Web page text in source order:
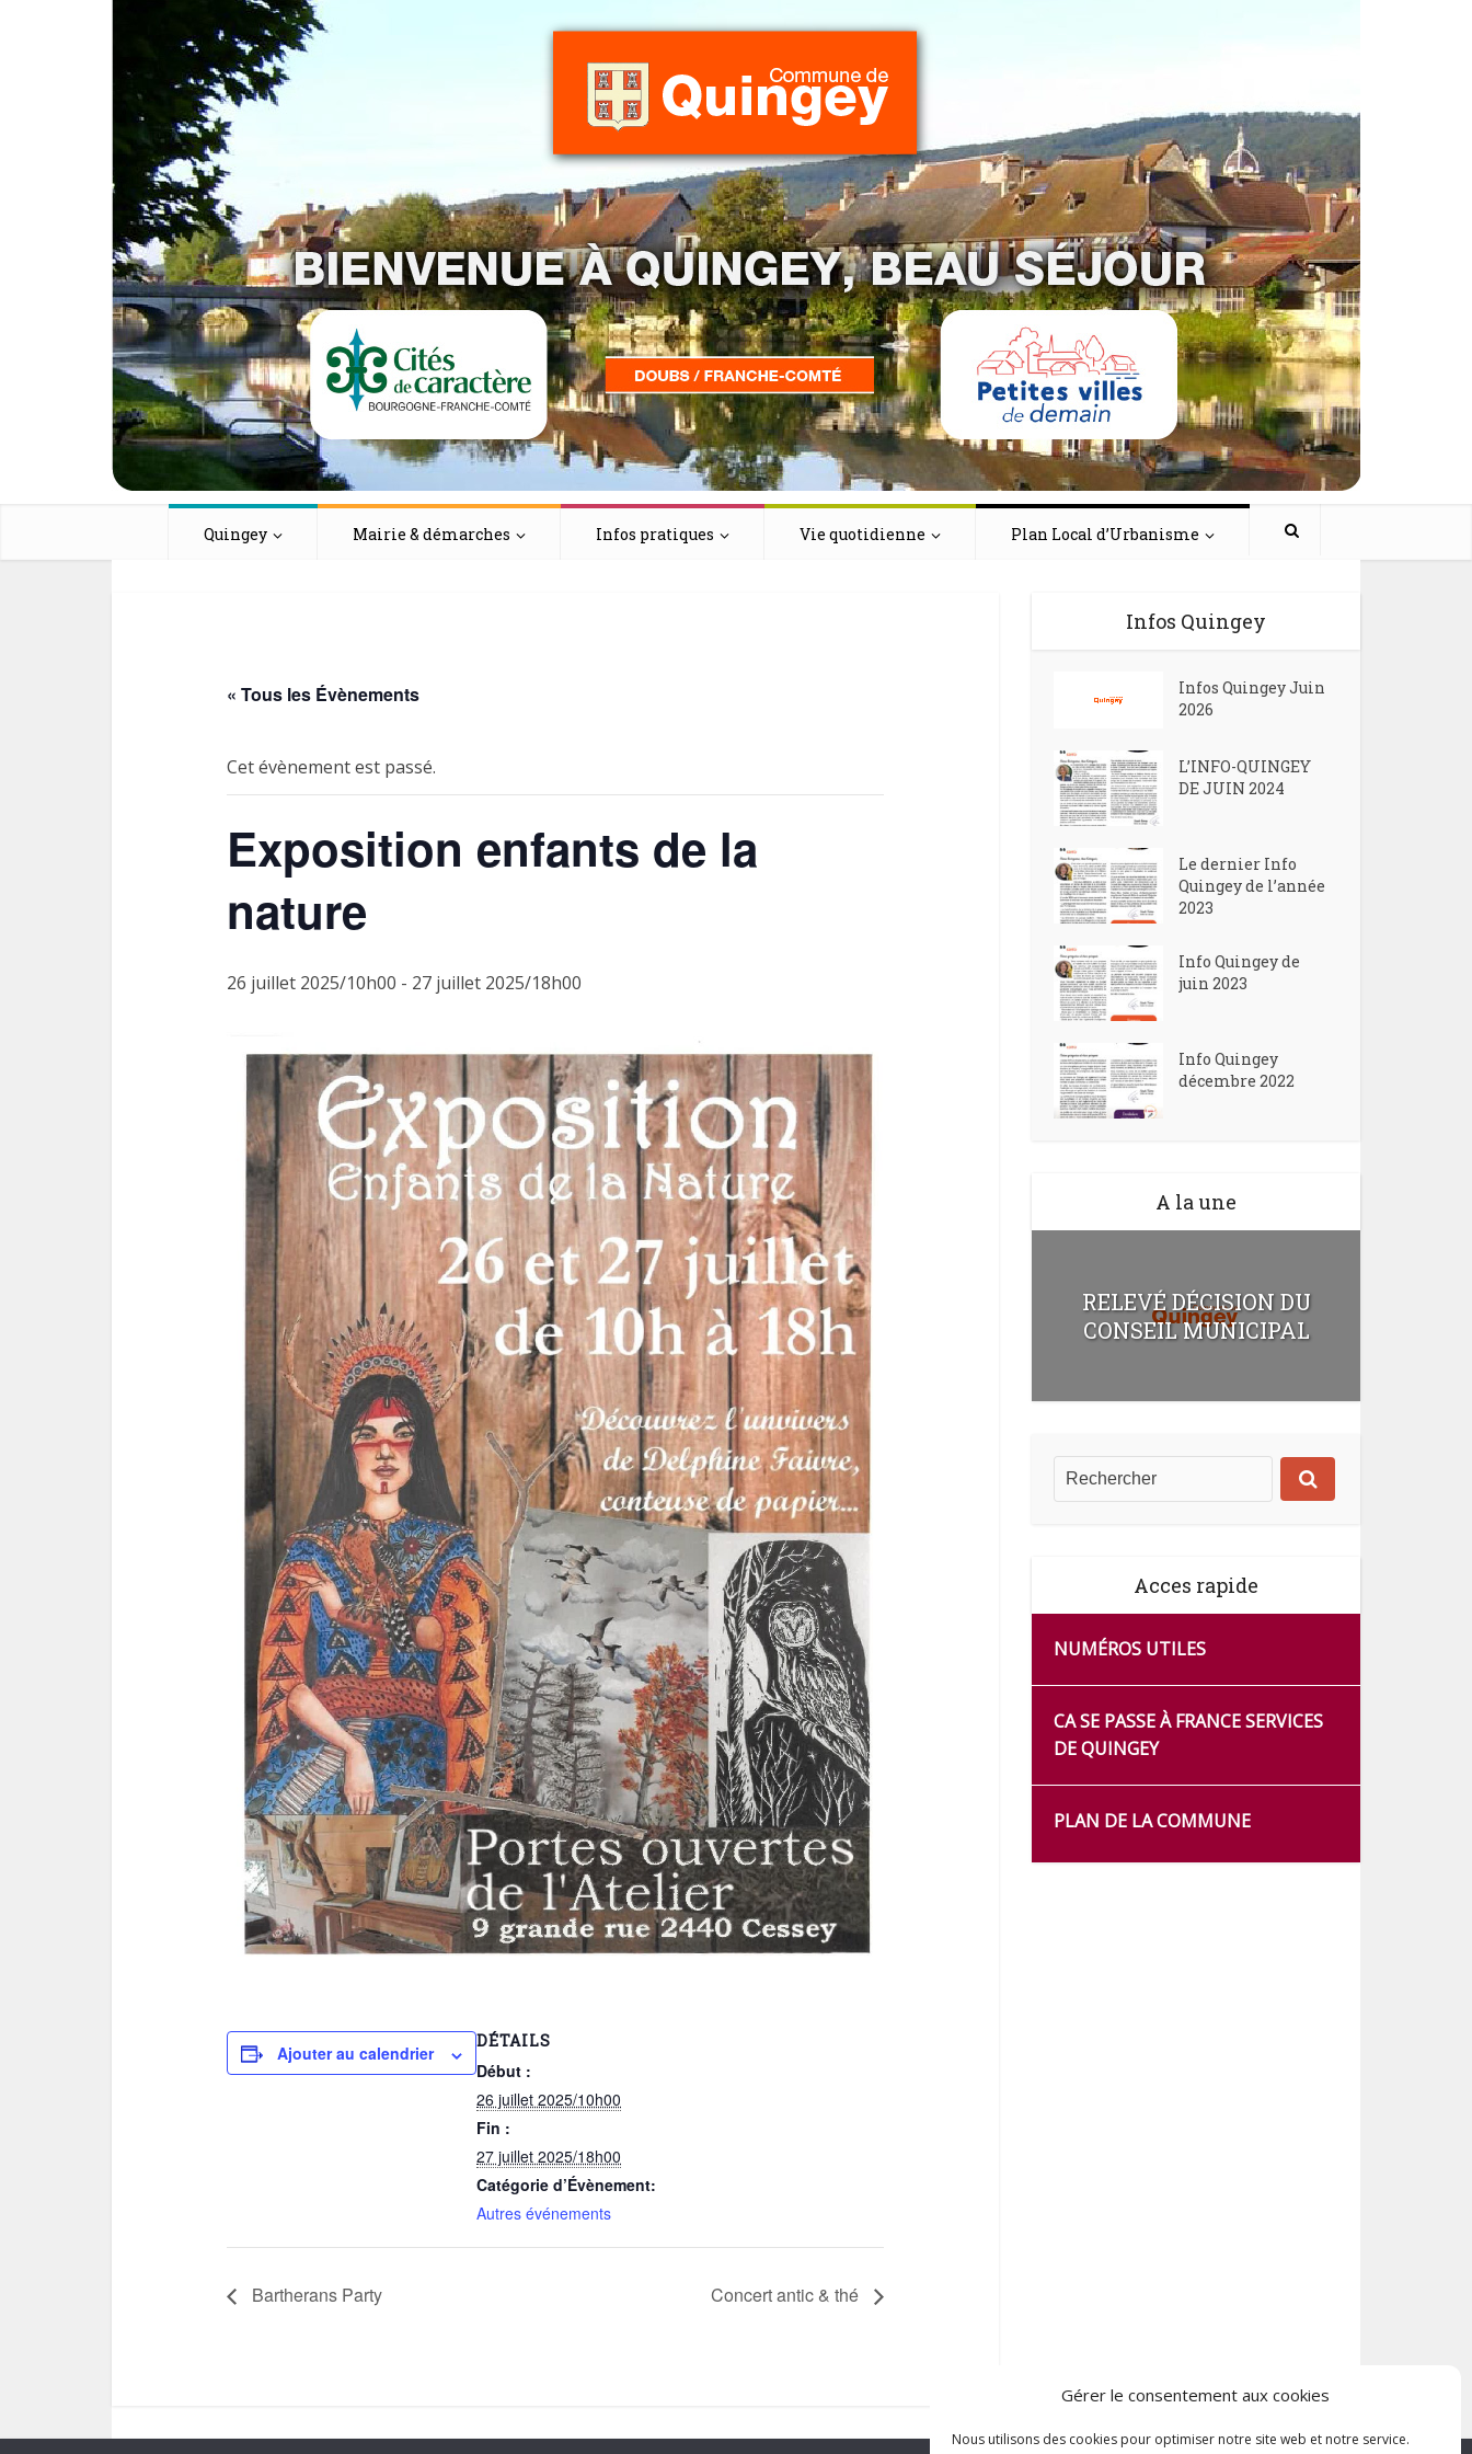
Gérer le consentement aux cookies
Nous utilisons des cookies pour optimiser notre site web et notre service.
Quingey Mairie & démarches Infos pratiques Vie quotidienne Plan Local d’Urbanisme
« Tous les Évènements
Cet évènement est passé.
Exposition enfants de la
nature
26 juillet 2025/10h00 - 27 juillet 2025/18h00
Ajouter au calendrier
DÉTAILS
Début :
26 juillet 2025/10h00
Fin :
27 juillet 2025/18h00
Catégorie d’Évènement:
Autres événements
Bartherans Party Concert antic & thé
Infos Quingey
Infos Quingey Juin
2026
L’INFO-QUINGEY
DE JUIN 2024
Le dernier Info
Quingey de l’année
2023
Info Quingey de
juin 2023
Info Quingey
décembre 2022
A la une
RELEVÉ DÉCISION DU
CONSEIL MUNICIPAL
Acces rapide
NUMÉROS UTILES
CA SE PASSE À FRANCE SERVICES
DE QUINGEY
PLAN DE LA COMMUNE